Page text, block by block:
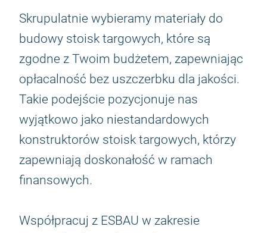
Skrupulatnie wybieramy materiały do
budowy stoisk targowych, które są
zgodne z Twoim budżetem, zapewniając
opłacalność bez uszczerbku dla jakości.
Takie podejście pozycjonuje nas
wyjątkowo jako niestandardowych
konstruktorów stoisk targowych, którzy
zapewniają doskonałość w ramach
finansowych.
Współpracuj z ESBAU w zakresie